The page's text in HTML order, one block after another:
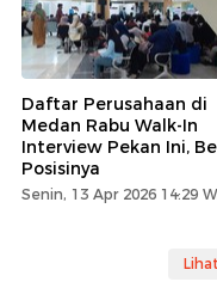
Daftar Perusahaan di
Medan Rabu Walk-In
Interview Pekan Ini,
Posisinya
Senin, 13 Apr 2026 14:29